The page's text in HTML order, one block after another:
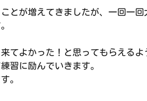
とが増えてきましたが、一回一
てよかった！と思ってもらえる
習に励んでいきます。
。